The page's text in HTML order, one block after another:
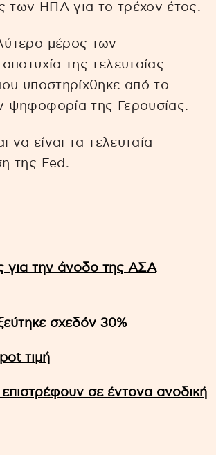
των ΗΠΑ για το τρέχον έτος.
μέρος των
της τελευταίας
υποστηρίχθηκε από το
ψηφοφορία της Γερουσίας.
να είναι τα τελευταία
της Fed.
για την άνοδο της ΑΣΑ
σχεδόν 30%
τιμή
σε έντονα ανοδική